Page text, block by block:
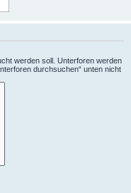
werden soll. Unterforen werden
durchsuchen“ unten nicht